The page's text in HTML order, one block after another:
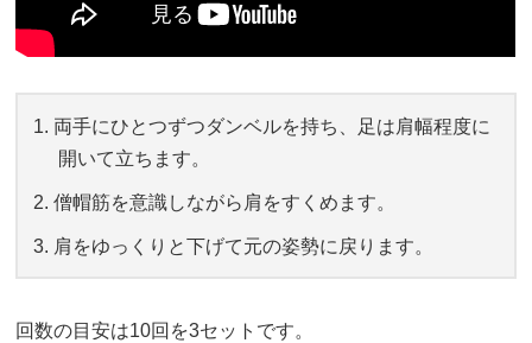
両手にひとつずつダンベルを持ち、足は肩幅程度に
開いて立ちます。
僧帽筋を意識しながら肩をすくめます。
肩をゆっくりと下げて元の姿勢に戻ります。
回数の目安は10回を3セットです。